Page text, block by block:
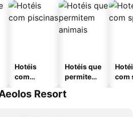
Hotéis
com
Hotéis que
permitem
com
Resort